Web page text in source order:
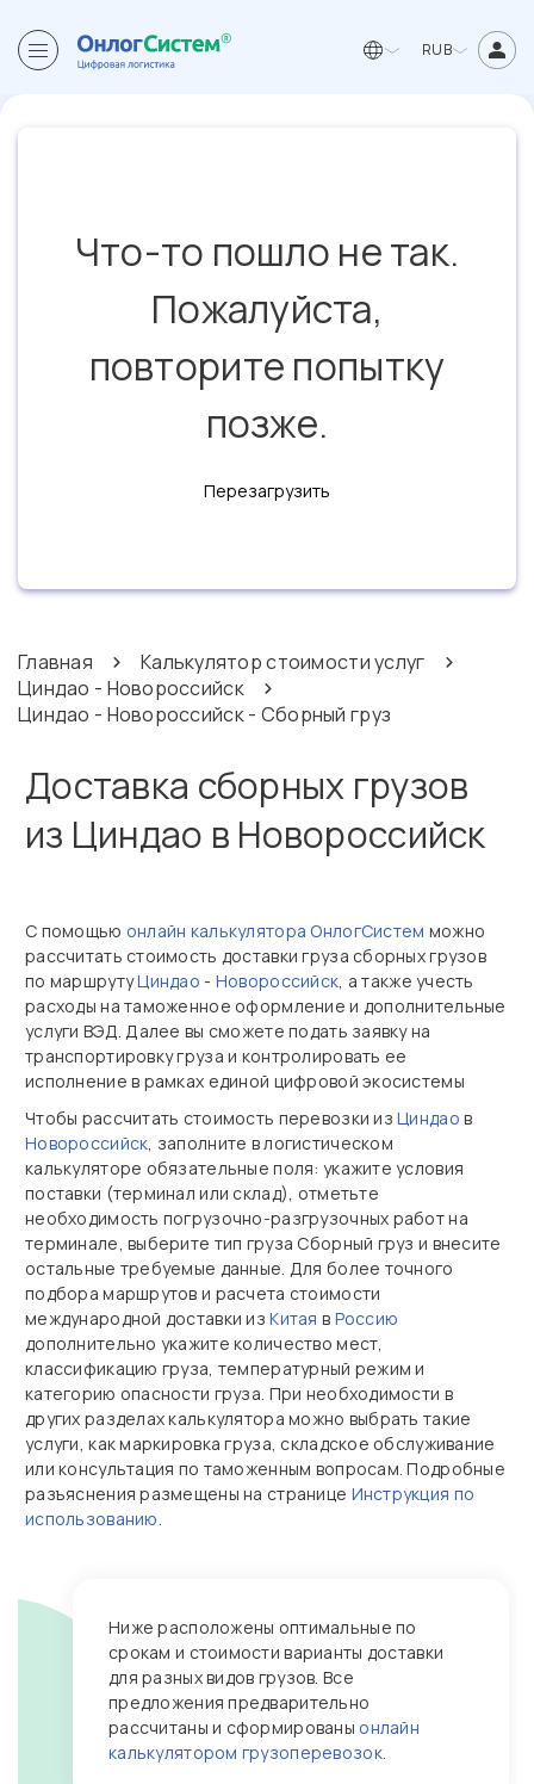
RUB
Что-то пошло не так.
Пожалуйста,
повторите попытку
позже.
Перезагрузить
Главная
Калькулятор стоимости услуг
Циндао - Новороссийск
Циндао - Новороссийск - Сборный груз
Доставка сборных грузов
из Циндао в Новороссийск
С помощью онлайн калькулятора ОнлогСистем можно
рассчитать стоимость доставки груза сборных грузов
по маршрутуЦиндао - Новороссийск, а также учесть
расходы на таможенное оформление и дополнительные
услуги ВЭД. Далее вы сможете подать заявку на
транспортировку груза и контролировать ее
исполнение в рамках единой цифровой экосистемы
Чтобы рассчитать стоимость перевозки изЦиндао в
Новороссийск, заполните в логистическом
калькуляторе обязательные поля: укажите условия
поставки (терминал или склад), отметьте
необходимость погрузочно‑разгрузочных работ на
терминале, выберите тип груза Сборный груз и внесите
остальные требуемые данные. Для более точного
подбора маршрутов и расчета стоимости
международной доставки изКитая в Россию
дополнительно укажите количество мест,
классификацию груза, температурный режим и
категорию опасности груза. При необходимости в
других разделах калькулятора можно выбрать такие
услуги, как маркировка груза, складское обслуживание
или консультация по таможенным вопросам. Подробные
разъяснения размещены на странице Инструкция по
использованию.
Ниже расположены оптимальные по
срокам и стоимости варианты доставки
для разных видов грузов. Все
предложения предварительно
рассчитаны и сформированы онлайн
калькулятором грузоперевозок.